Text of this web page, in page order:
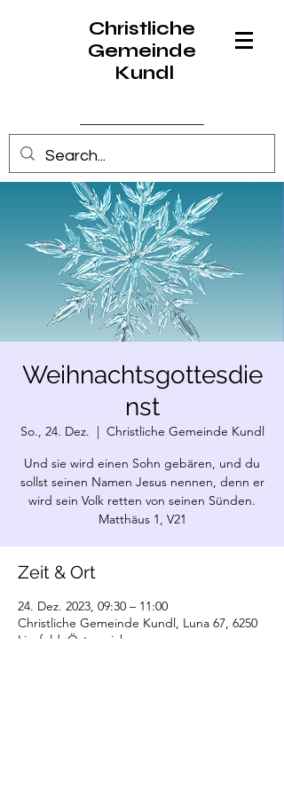
Christliche
Gemeinde
Kundl
Anmelden
Weihnachtsgottesdie
nst
So., 24. Dez.
  |
Christliche Gemeinde Kundl
Und sie wird einen Sohn gebären, und du
sollst seinen Namen Jesus nennen, denn er
wird sein Volk retten von seinen Sünden.
Matthäus 1, V21
Zeit & Ort
24. Dez. 2023, 09:30 – 11:00
Christliche Gemeinde Kundl, Luna 67, 6250
Liesfeld, Österreich